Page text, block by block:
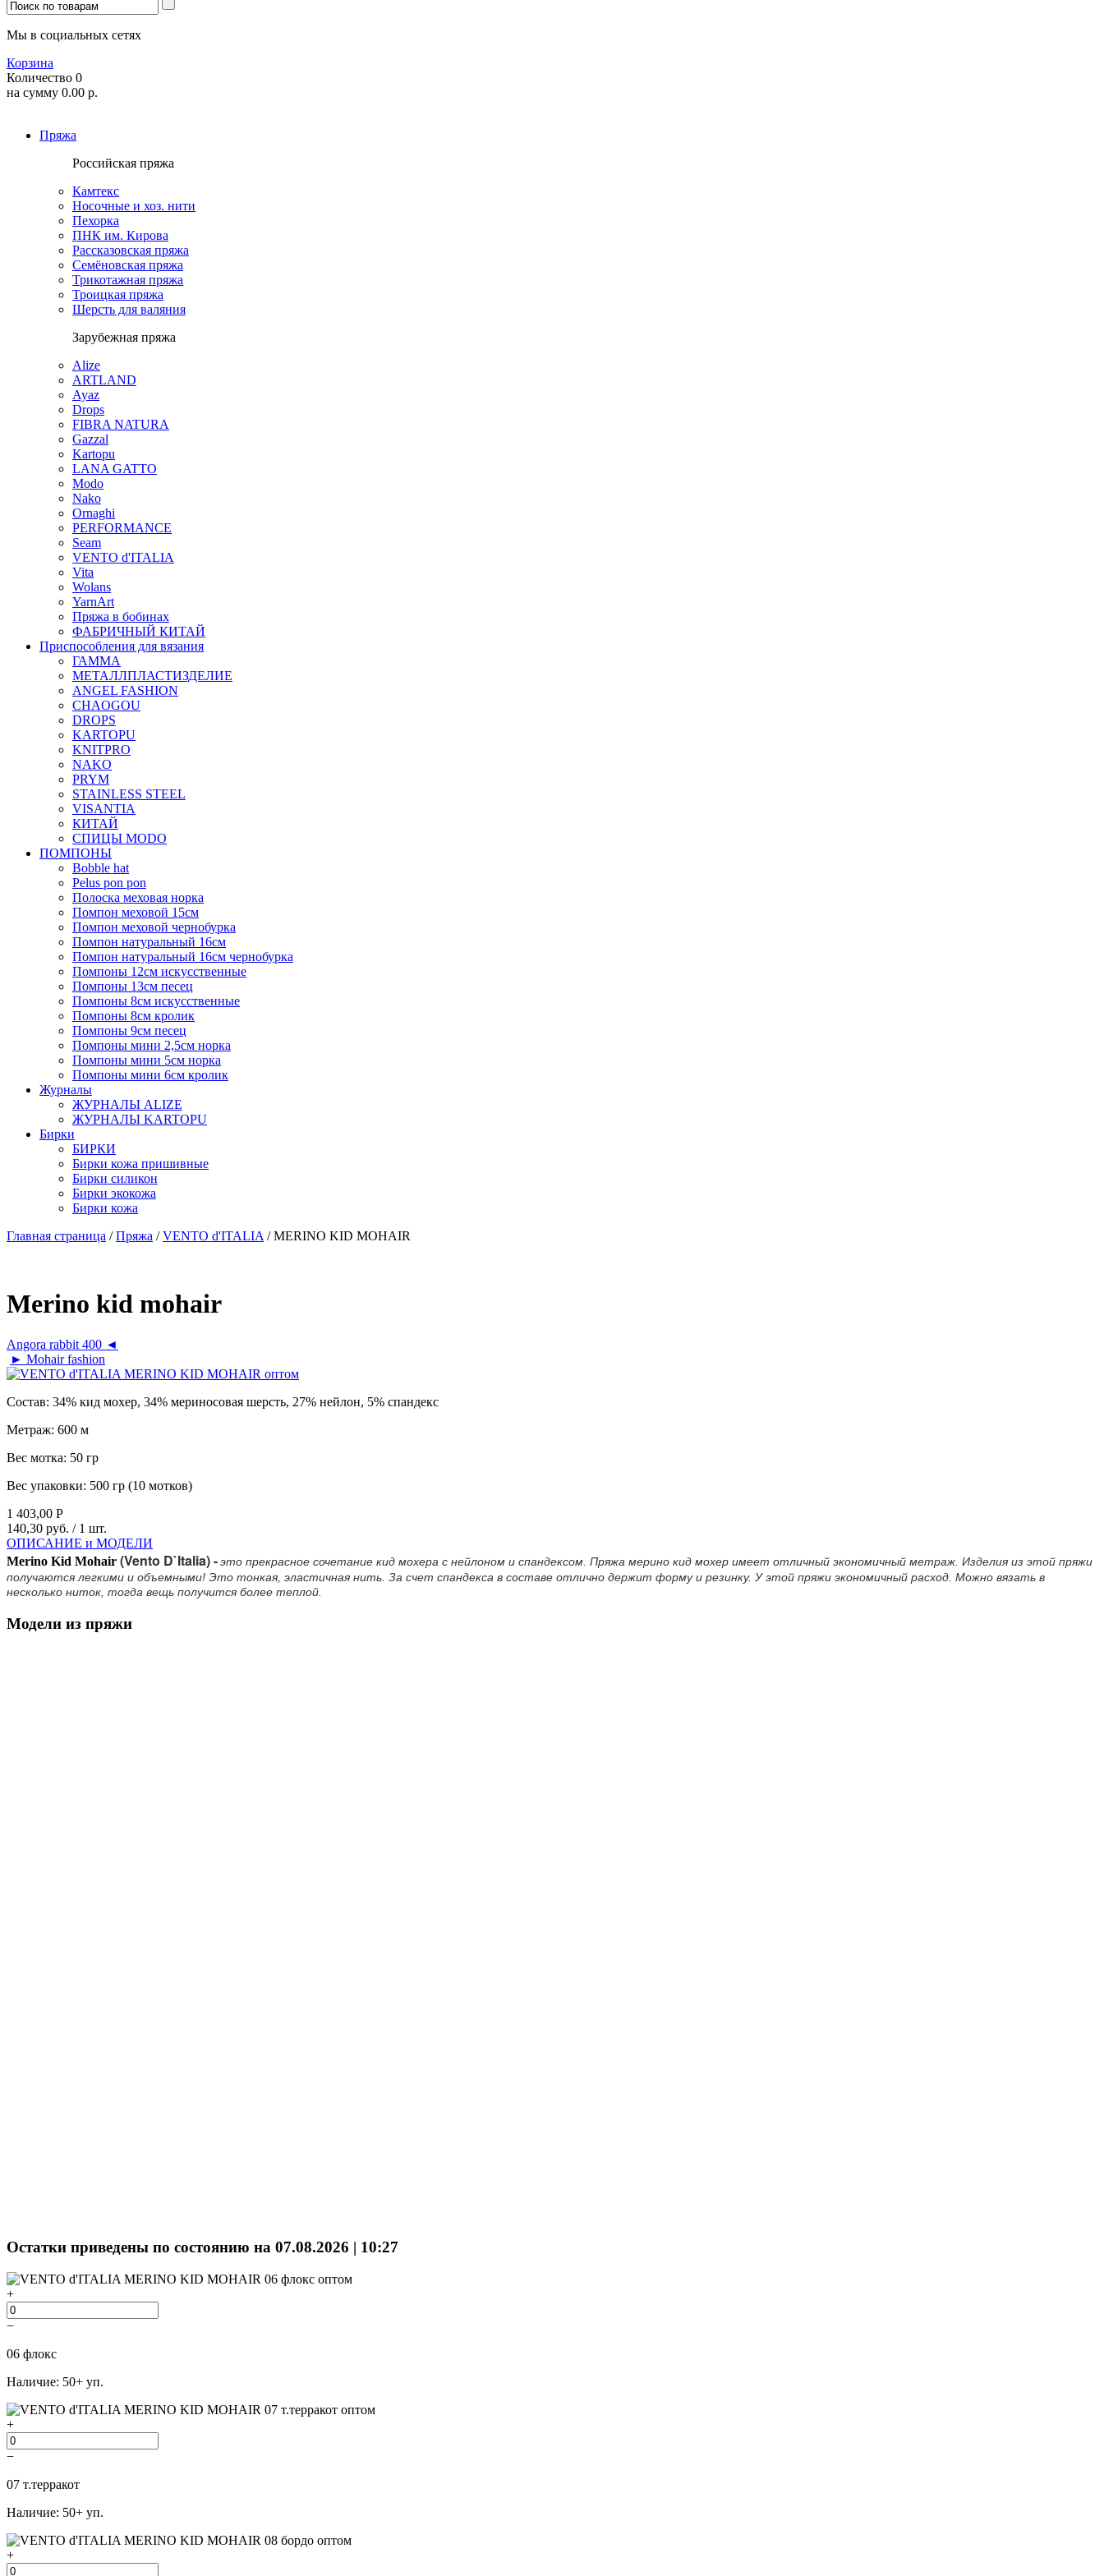
Мы в социальных сетях
Корзина
Количество 0
на сумму 0.00 р.
Пряжа
Российская пряжа
Камтекс
Носочные и хоз. нити
Пехорка
ПНК им. Кирова
Рассказовская пряжа
Семёновская пряжа
Трикотажная пряжа
Троицкая пряжа
Шерсть для валяния
Зарубежная пряжа
Alize
ARTLAND
Ayaz
Drops
FIBRA NATURA
Gazzal
Kartopu
LANA GATTO
Modo
Nako
Ornaghi
PERFORMANCE
Seam
VENTO d'ITALIA
Vita
Wolans
YarnArt
Пряжа в бобинах
ФАБРИЧНЫЙ КИТАЙ
Приспособления для вязания
ГАММА
МЕТАЛЛПЛАСТИЗДЕЛИЕ
ANGEL FASHION
CHAOGOU
DROPS
KARTOPU
KNITPRO
NAKO
PRYM
STAINLESS STEEL
VISANTIA
КИТАЙ
СПИЦЫ MODO
ПОМПОНЫ
Bobble hat
Pelus pon pon
Полоска меховая норка
Помпон меховой 15см
Помпон меховой чернобурка
Помпон натуральный 16см
Помпон натуральный 16см чернобурка
Помпоны 12см искусственные
Помпоны 13см песец
Помпоны 8см искусственные
Помпоны 8см кролик
Помпоны 9см песец
Помпоны мини 2,5см норка
Помпоны мини 5см норка
Помпоны мини 6см кролик
Журналы
ЖУРНАЛЫ ALIZE
ЖУРНАЛЫ KARTOPU
Бирки
БИРКИ
Бирки кожа пришивные
Бирки силикон
Бирки экокожа
Бирки кожа
Главная страница /Пряжа /VENTO d'ITALIA / MERINO KID MOHAIR
Merino kid mohair
Angora rabbit 400 ◄
► Mohair fashion
Состав: 34% кид мохер, 34% мериносовая шерсть, 27% нейлон, 5% спандекс
Метраж: 600 м
Вес мотка: 50 гр
Вес упаковки: 500 гр (10 мотков)
1 403,00 Р
140,30 руб. / 1 шт.
ОПИСАНИЕ и МОДЕЛИ
Merino Kid Mohair (Vento D`Italia)-это прекрасное сочетание кид мохера с нейлоном и спандексом. Пряжа мерино кид мохер имеет отличный экономичный метраж. Изделия из этой пряжи
получаются легкими и объемными! Это тонкая, эластичная нить. За счет спандекса в составе отлично держит форму и резинку. У этой пряжи экономичный расход. Можно вязать в
несколько ниток, тогда вещь получится более теплой.
Модели из пряжи
Остатки приведены по состоянию на 07.08.2026 | 10:27
+
−
06 флокс
Наличие: 50+ уп.
+
−
07 т.терракот
Наличие: 50+ уп.
+